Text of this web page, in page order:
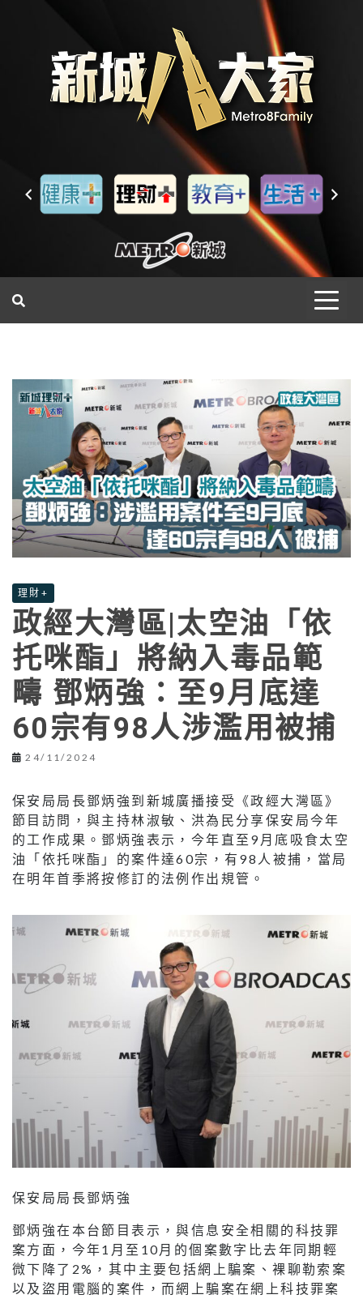
理財+
政經大灣區|太空油「依
托咪酯」將納入毒品範
疇 鄧炳強：至9月底達
60宗有98人涉濫用被捕
24/11/2024
保安局局長鄧炳強到新城廣播接受《政經大灣區》
節目訪問，與主持林淑敏、洪為民分享保安局今年
的工作成果。鄧炳強表示，今年直至9月底吸食太空
油「依托咪酯」的案件達60宗，有98人被捕，當局
在明年首季將按修訂的法例作出規管。
保安局局長鄧炳強
鄧炳強在本台節目表示，與信息安全相關的科技罪
案方面，今年1月至10月的個案數字比去年同期輕
微下降了2%，其中主要包括網上騙案、裸聊勒索案
以及盜用電腦的案件，而網上騙案在網上科技罪案